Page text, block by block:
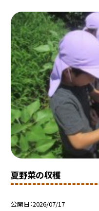
夏野菜の収穫
公開日 2026/07/17